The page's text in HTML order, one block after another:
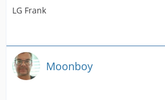
LG Frank
Moonboy